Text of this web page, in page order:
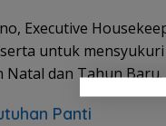
Executive
untuk
Natal dan Tahun Baru.
Panti